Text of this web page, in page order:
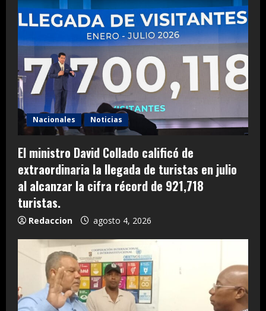
Nacionales Noticias
El ministro David Collado calificó de
extraordinaria la llegada de turistas en julio
al alcanzar la cifra récord de 921,718
turistas.
Redaccion agosto 4, 2026